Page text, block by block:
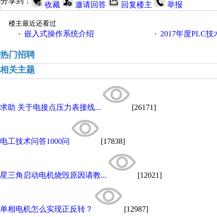
收藏 邀请回答 回复楼主 举报
楼主最近还看过
· 嵌入式操作系统介绍 · 2017年度PLC
热门招聘
相关主题
求助 关于电接点压力表接线... [26171]
电工技术问答1000问 [17838]
星三角启动电机烧毁原因请教... [12021]
单相电机怎么实现正反转？ [12987]